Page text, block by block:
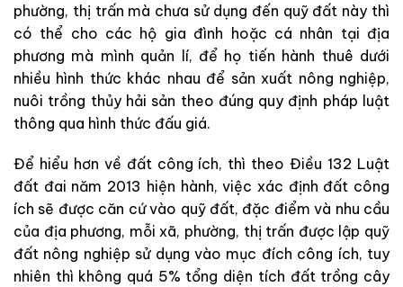
phường, thị trấn mà chưa sử dụng đến quỹ đất này thì
có thể cho các hộ gia đình hoặc cá nhân tại địa
phương mà mình quản lí, để họ tiến hành thuê dưới
nhiều hình thức khác nhau để sản xuất nông nghiệp,
nuôi trồng thủy hải sản theo đúng quy định pháp luật
thông qua hình thức đấu giá.
Để hiểu hơn về đất công ích, thì theo Điều 132 Luật
đất đai năm 2013 hiện hành, việc xác định đất công
ích sẽ được căn cứ vào quỹ đất, đặc điểm và nhu cầu
của địa phương, mỗi xã, phường, thị trấn được lập quỹ
đất nông nghiệp sử dụng vào mục đích công ích, tuy
nhiên thì không quá 5% tổng diện tích đất trồng cây